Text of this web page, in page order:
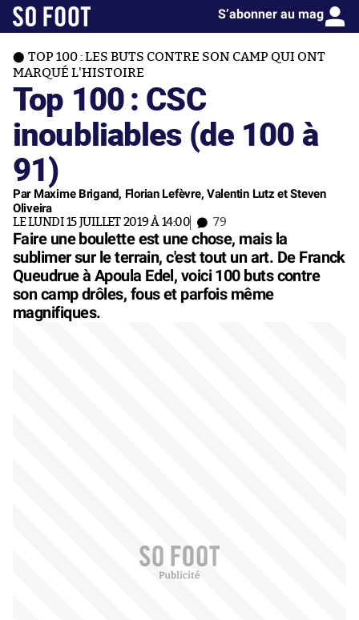
S’abonner au mag
TOP 100 : LES BUTS CONTRE SON CAMP QUI ONT
MARQUÉ L'HISTOIRE
Top 100 : CSC
inoubliables (de 100 à
91)
Par Maxime Brigand, Florian Lefèvre, Valentin Lutz et Steven
Oliveira
LE LUNDI 15 JUILLET 2019 À 14:00 79
Faire une boulette est une chose, mais la
sublimer sur le terrain, c'est tout un art. De Franck
Queudrue à Apoula Edel, voici 100 buts contre
son camp drôles, fous et parfois même
magnifiques.